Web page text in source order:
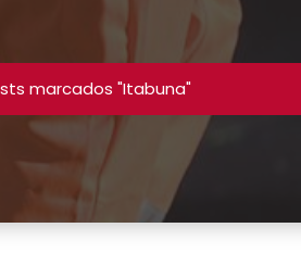
marcados "Itabuna"